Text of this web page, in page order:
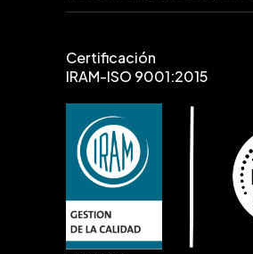
Certificación
IRAM-ISO 9001:2015